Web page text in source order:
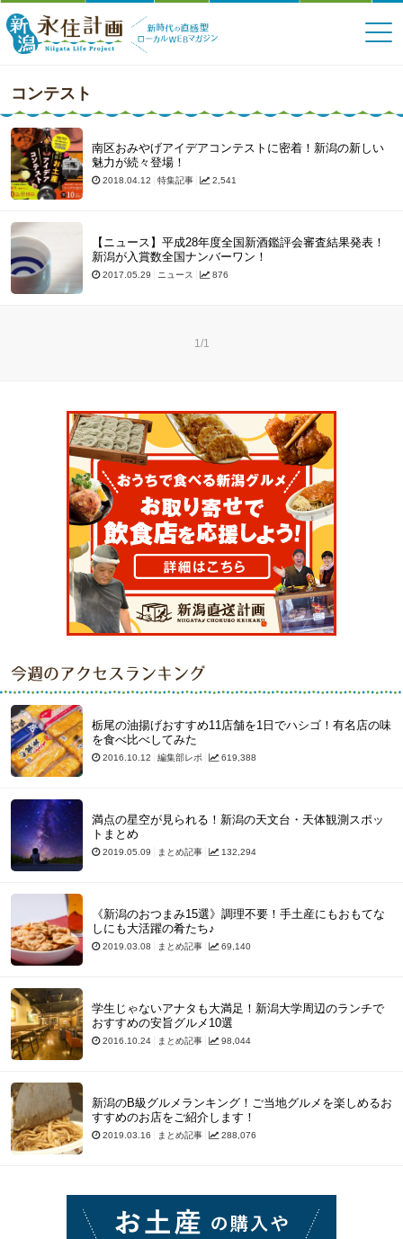
コンテスト
南区おみやげアイデアコンテストに密着！新潟の新しい
魅力が続々登場！
2018.04.12 特集記事 2,541
【ニュース】平成28年度全国新酒鑑評会審査結果発表！
新潟が入賞数全国ナンバーワン！
2017.05.29 ニュース 876
1/1
今週のアクセスランキング
栃尾の油揚げおすすめ11店舗を1日でハシゴ！有名店の味
を食べ比べしてみた
2016.10.12 編集部レポ 619,388
満点の星空が見られる！新潟の天文台・天体観測スポッ
トまとめ
2019.05.09 まとめ記事 132,294
《新潟のおつまみ15選》調理不要！手土産にもおもてな
しにも大活躍の肴たち♪
2019.03.08 まとめ記事 69,140
学生じゃないアナタも大満足！新潟大学周辺のランチで
おすすめの安旨グルメ10選
2016.10.24 まとめ記事 98,044
新潟のB級グルメランキング！ご当地グルメを楽しめるお
すすめのお店をご紹介します！
2019.03.16 まとめ記事 288,076